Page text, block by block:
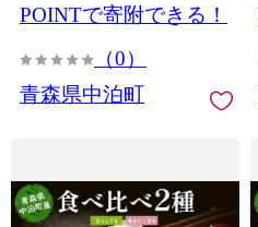
小分け 青森県 中泊町 おす
POINTで寄附できる！
（0）
青森県中泊町